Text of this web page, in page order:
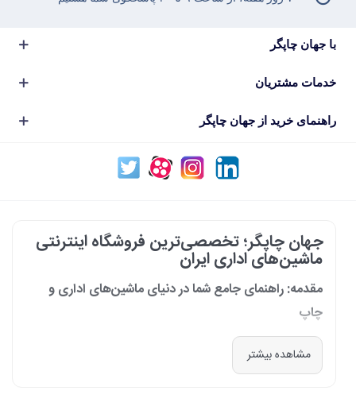
با جهان چاپگر
خدمات مشتریان
راهنمای خرید از جهان چاپگر
جهان چاپگر؛ تخصصی‌ترین فروشگاه اینترنتی
ماشین‌های اداری ایران
مقدمه: راهنمای جامع شما در دنیای ماشین‌های اداری و
چاپ
در دنیای پرشتاب امروز که کسب‌وکارها و سازمان‌ها برای افزایش بهره‌وری خود به
فناوری‌های نوین وابسته‌اند، دسترسی به ابزارهای کارآمد و قابل اعتماد یک
مشاهده بیشتر